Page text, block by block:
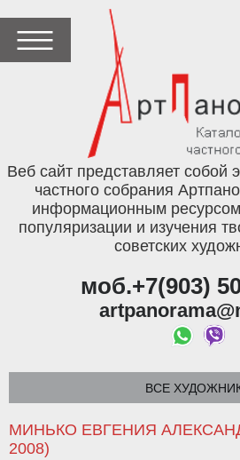
Веб сайт представляет собой
частного собрания
информационным
популяризации и изучения
советских
моб.+7(903)
ВСЕ
МИНЬКО ЕВГЕНИЯ
2008)